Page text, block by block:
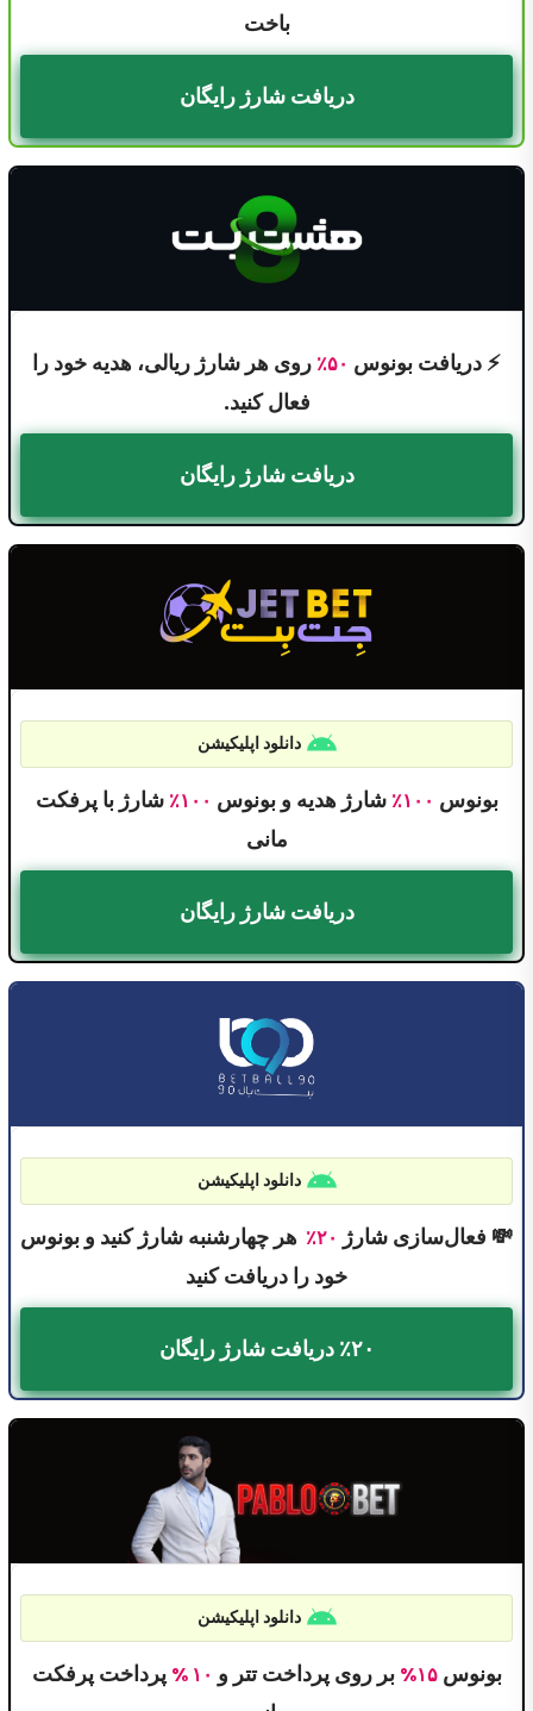
باخت
دریافت شارژ رایگان
⚡ دریافت بونوس ۵۰٪ روی هر شارژ ریالی، هدیه خود را
فعال کنید.
دریافت شارژ رایگان
دانلود اپلیکیشن
بونوس ۱۰۰٪ شارژ هدیه و بونوس ۱۰۰٪ شارژ با پرفکت
مانی
دریافت شارژ رایگان
دانلود اپلیکیشن
💸 فعال‌سازی شارژ ۲۰٪
هر چهارشنبه شارژ کنید و بونوس
خود را دریافت کنید
٪۲۰ دریافت شارژ رایگان
دانلود اپلیکیشن
بونوس۱۵% بر روی پرداخت تتر و ۱۰ %
پرداخت پرفکت